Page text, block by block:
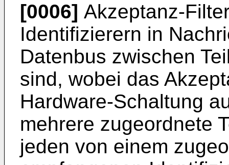
[0006] Akzeptanz-
Identifizierern in
Datenbus zwischen
sind, wobei das
Hardware-Schaltung
mehrere zugeordnete
jeden von einem